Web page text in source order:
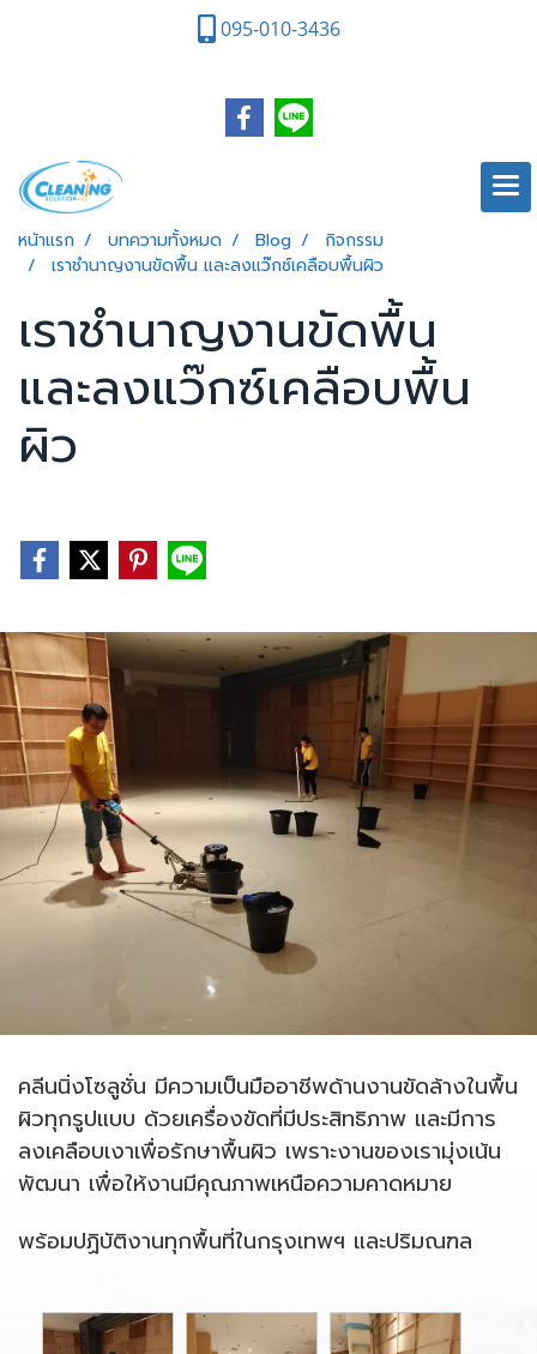
095-010-3436
หน้าแรก บทความทั้งหมด Blog
กิจกรรม
เราชำนาญงานขัดพื้น และลงแว๊กซ์เคลือบพื้นผิว
เราชำนาญงานขัดพื้น
และลงแว๊กซ์เคลือบพื้น
ผิว
คลีนนิ่งโซลูชั่น มีความเป็นมืออาชีพด้านงานขัดล้างในพื้น
ผิวทุกรูปแบบ ด้วยเครื่องขัดที่มีประสิทธิภาพ และมีการ
ลงเคลือบเงาเพื่อรักษาพื้นผิว เพราะงานของเรามุ่งเน้น
พัฒนา เพื่อให้งานมีคุณภาพเหนือความคาดหมาย
พร้อมปฏิบัติงานทุกพื้นที่ในกรุงเทพฯ และปริมณฑล